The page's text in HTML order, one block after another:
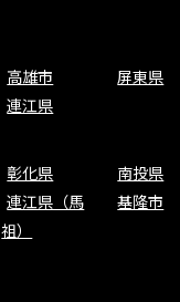
高雄市
屏東県
連江県
彰化県
南投県
連江県（馬
祖）
基隆市